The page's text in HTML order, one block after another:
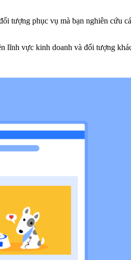
tượng phục vụ mà bạn nghiên cứu
lĩnh vực kinh doanh và đối tượng